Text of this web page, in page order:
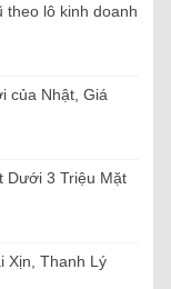
theo lô kinh doanh
của Nhật, Giá
Dưới 3 Triệu Mặt
Xịn, Thanh Lý